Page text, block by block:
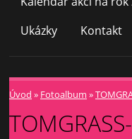
Ukázky
Kontakt
Úvod » Fotoalbum »